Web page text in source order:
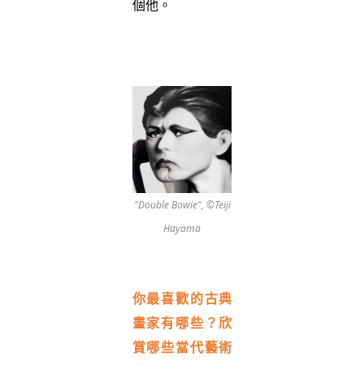
個他。
"Double Bowie", ©Teiji
Hayama
你最喜歡的古典
畫家有哪些？欣
賞哪些當代藝術